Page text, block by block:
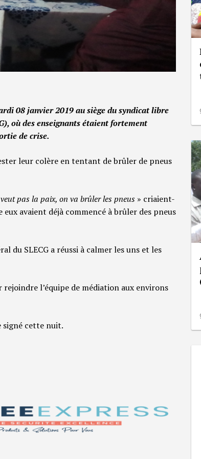
08 janvier 2019 au siège du syndicat libre
où des enseignants étaient fortement
de crise.
leur colère en tentant de brûler de pneus
pas la paix, on va brûler les pneus » criaient-
avaient déjà commencé à brûler des pneus
du SLECG a réussi à calmer les uns et les
l’équipe de médiation aux environs
signé cette nuit.